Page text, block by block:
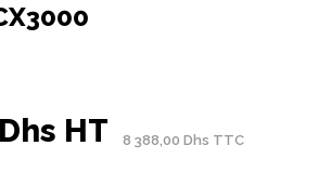
HT 8 388,00 Dhs TTC